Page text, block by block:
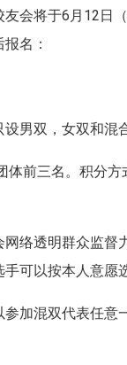
会将于6月12日
名：
男双，女双和混
前三名。积分
络透明群众监
可以按本人意愿
加混双代表任